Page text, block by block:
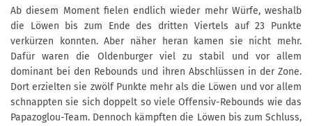
Ab diesem Moment fielen endlich wieder mehr Würfe, weshalb
die Löwen bis zum Ende des dritten Viertels auf 23 Punkte
verkürzen konnten. Aber näher heran kamen sie nicht mehr.
Dafür waren die Oldenburger viel zu stabil und vor allem
dominant bei den Rebounds und ihren Abschlüssen in der Zone.
Dort erzielten sie zwölf Punkte mehr als die Löwen und vor allem
schnappten sie sich doppelt so viele Offensiv-Rebounds wie das
Papazoglou-Team. Dennoch kämpften die Löwen bis zum Schluss,